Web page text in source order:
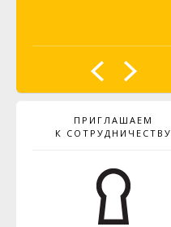
ПРИГЛАШАЕМ
К СОТРУДНИЧЕСТВУ